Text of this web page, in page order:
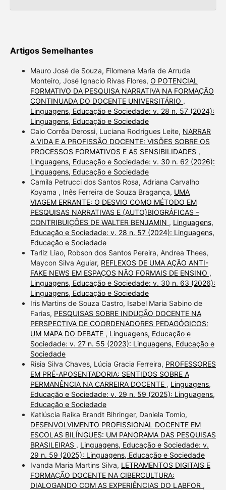
Artigos Semelhantes
Mauro José de Souza, Filomena Maria de Arruda
Monteiro, José Ignacio Rivas Flores, O POTENCIAL
FORMATIVO DA PESQUISA NARRATIVA NA FORMAÇÃO
CONTINUADA DO DOCENTE UNIVERSITÁRIO ,
Linguagens, Educação e Sociedade: v. 28 n. 57 (2024):
Linguagens, Educação e Sociedade
Caio Corrêa Derossi, Luciana Rodrigues Leite, NARRAR
A VIDA E A PROFISSÃO DOCENTE: VISÕES SOBRE OS
PROCESSOS FORMATIVOS E AS SENSIBILIDADES ,
Linguagens, Educação e Sociedade: v. 30 n. 62 (2026):
Linguagens, Educação e Sociedade
Camila Petrucci dos Santos Rosa, Adriana Carvalho
Koyama , Inês Ferreira de Souza Bragança, UMA
VIAGEM ERRANTE: O DESVIO COMO MÉTODO EM
PESQUISAS NARRATIVAS E (AUTO)BIOGRÁFICAS –
CONTRIBUIÇÕES DE WALTER BENJAMIN , Linguagens,
Educação e Sociedade: v. 28 n. 57 (2024): Linguagens,
Educação e Sociedade
Tarliz Liao, Robson dos Santos Pereira, Andrea Thees,
Maycon Silva Aguiar, REFLEXOS DE UMA AÇÃO ANTI-
FAKE NEWS EM ESPAÇOS NÃO FORMAIS DE ENSINO ,
Linguagens, Educação e Sociedade: v. 30 n. 63 (2026):
Linguagens, Educação e Sociedade
Iris Martins de Souza Castro, Isabel Maria Sabino de
Farias, PESQUISAS SOBRE INDUÇÃO DOCENTE NA
PERSPECTIVA DE COORDENADORES PEDAGÓGICOS:
UM MAPA DO DEBATE , Linguagens, Educação e
Sociedade: v. 27 n. 55 (2023): Linguagens, Educação e
Sociedade
Risia Silva Chaves, Lúcia Gracia Ferreira, PROFESSORES
EM PRÉ-APOSENTADORIA: SENTIDOS SOBRE A
PERMANÊNCIA NA CARREIRA DOCENTE , Linguagens,
Educação e Sociedade: v. 29 n. 59 (2025): Linguagens,
Educação e Sociedade
Katiúscia Raika Brandt Bihringer, Daniela Tomio,
DESENVOLVIMENTO PROFISSIONAL DOCENTE EM
ESCOLAS BILÍNGUES: UM PANORAMA DAS PESQUISAS
BRASILEIRAS , Linguagens, Educação e Sociedade: v.
29 n. 59 (2025): Linguagens, Educação e Sociedade
Ivanda Maria Martins Silva, LETRAMENTOS DIGITAIS E
FORMAÇÃO DOCENTE NA CIBERCULTURA:
DIALOGANDO COM AS EXPERIÊNCIAS DO LABFOR ,